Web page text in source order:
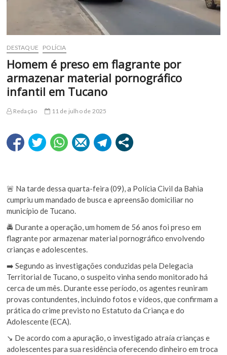
DESTAQUE POLÍCIA
Homem é preso em flagrante por
armazenar material pornográfico
infantil em Tucano
Redação 11 de julho de 2025
🚨 Na tarde dessa quarta-feira (09), a Polícia Civil da Bahia
cumpriu um mandado de busca e apreensão domiciliar no
município de Tucano.
🚔 Durante a operação, um homem de 56 anos foi preso em
flagrante por armazenar material pornográfico envolvendo
crianças e adolescentes.
➡️ Segundo as investigações conduzidas pela Delegacia
Territorial de Tucano, o suspeito vinha sendo monitorado há
cerca de um mês. Durante esse período, os agentes reuniram
provas contundentes, incluindo fotos e vídeos, que confirmam a
prática do crime previsto no Estatuto da Criança e do
Adolescente (ECA).
↘️ De acordo com a apuração, o investigado atraía crianças e
adolescentes para sua residência oferecendo dinheiro em troca